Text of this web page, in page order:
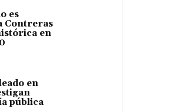
es
Contreras
en
en
pública